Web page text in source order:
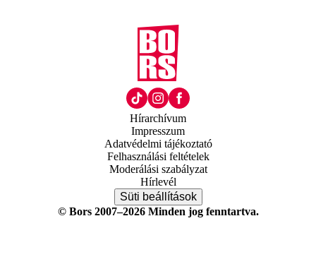
Hírarchívum
Impresszum
Adatvédelmi tájékoztató
Felhasználási feltételek
Moderálási szabályzat
Hírlevél
Süti beállítások
© Bors 2007–2026 Minden jog fenntartva.